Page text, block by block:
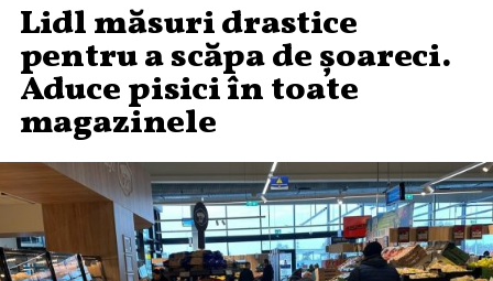
Lidl măsuri drastice
pentru a scăpa de șoareci.
Aduce pisici în toate
magazinele